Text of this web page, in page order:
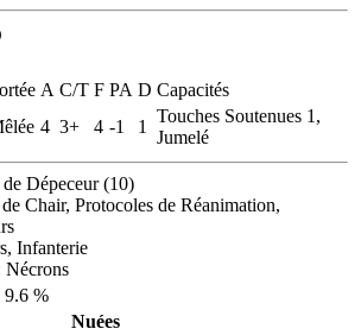
A C/T F PA D Capacités
4 3+ 4 -1 1
Touches Soutenues 1,
Jumelé
Dépeceur (10)
Chair, Protocoles de Réanimation,
Infanterie
Nécrons
9.6 %
Nuées